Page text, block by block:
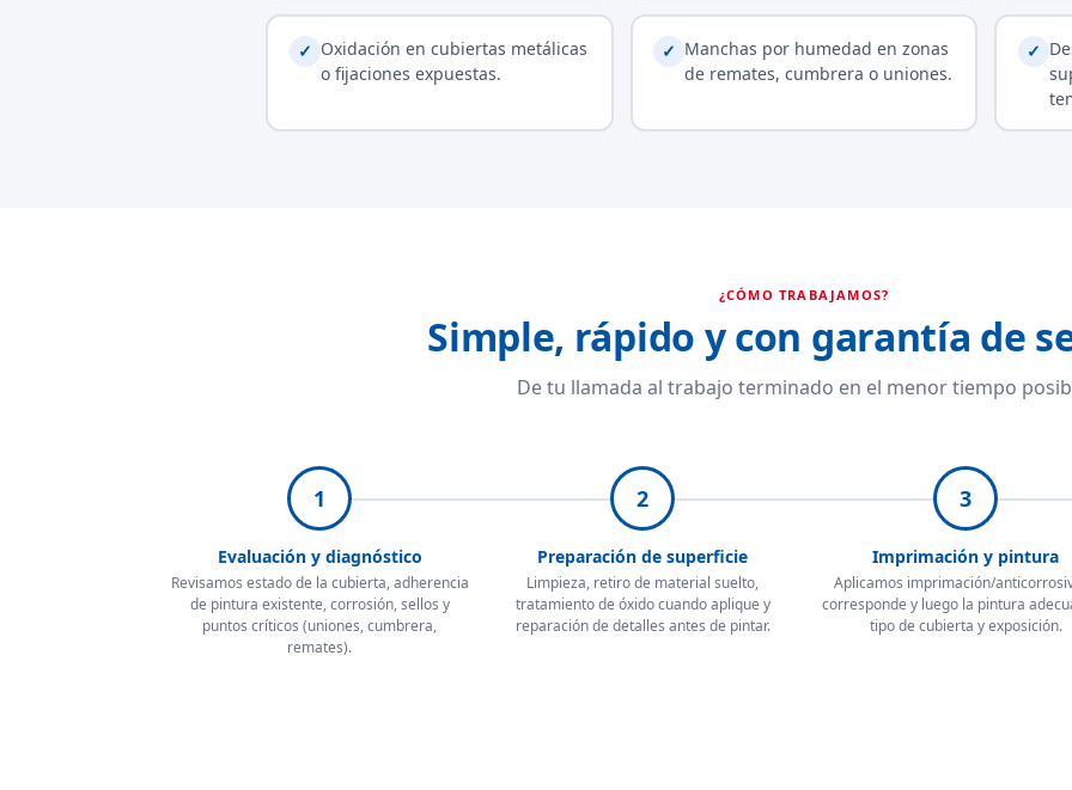
✓ Oxidación en cubiertas metálicas
o fijaciones expuestas.
✓ Manchas por humedad en zonas
de remates, cumbrera o uniones.
✓
¿CÓMO TRABAJAMOS?
Simple, rápido y con garantía de
De tu llamada al trabajo terminado en el menor tiempo
1
Evaluación y diagnóstico
Revisamos estado de la cubierta, adherencia
de pintura existente, corrosión, sellos y
puntos críticos (uniones, cumbrera,
remates).
2
Preparación de superficie
Limpieza, retiro de material suelto,
tratamiento de óxido cuando aplique y
reparación de detalles antes de pintar.
3
Imprimación y pintura
Aplicamos imprimación/
corresponde y luego la pintura
tipo de cubierta y exposición.